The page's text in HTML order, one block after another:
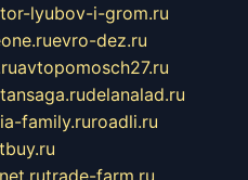
tor-lyubov-i-grom.ru
evro-dez.ru
avtopomosch27.ru
delanalad.ru
family.ruroadli.ru
trade-farm.ru